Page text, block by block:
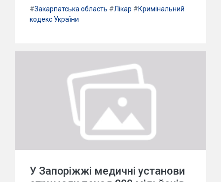
#Закарпатська область #Лікар #Кримінальний
кодекс України
У Запоріжжі медичні установи